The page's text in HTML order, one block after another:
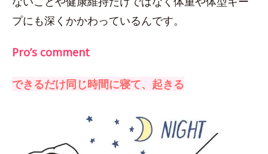
プにも深くかかわっているんです。
Pro’s comment
できるだけ同じ時間に寝て、起きる